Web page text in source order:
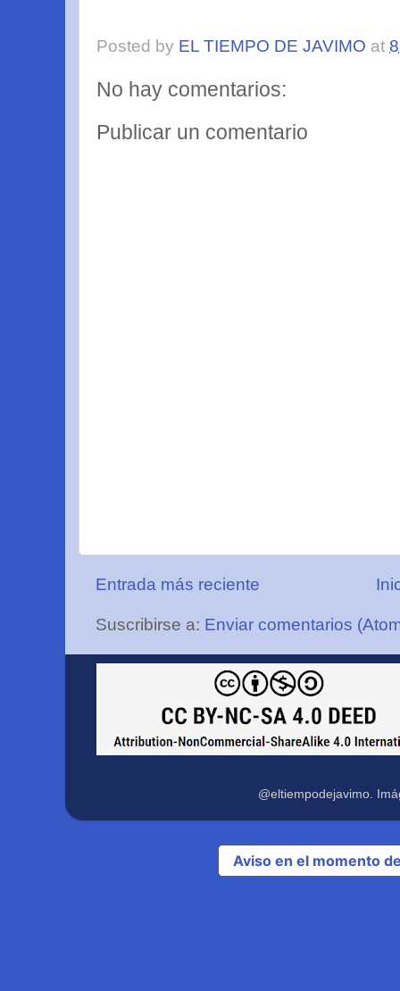
Posted by EL TIEMPO DE JAVIMO at
No hay comentarios:
Publicar un comentario
Entrada más reciente
Suscribirse a: Enviar comentarios
@eltiempodejavimo.
Aviso en el momento